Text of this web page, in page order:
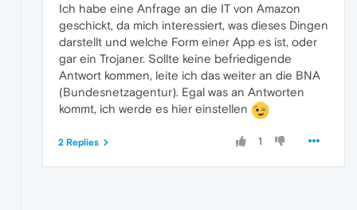
Ich habe eine Anfrage an die IT von Amazon
geschickt, da mich interessiert, was dieses Dingen
darstellt und welche Form einer App es ist, oder
gar ein Trojaner. Sollte keine befriedigende
Antwort kommen, leite ich das weiter an die BNA
(Bundesnetzagentur). Egal was an Antworten
kommt, ich werde es hier einstellen
1
2 Replies